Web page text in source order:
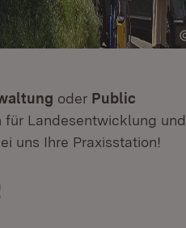
oder Public
für Landesentwicklung und
uns Ihre Praxisstation!